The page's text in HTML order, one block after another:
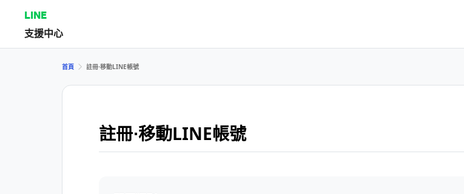
LINE
支援中心
首頁 註冊⋅移動LINE帳號
註冊⋅移動LINE帳號